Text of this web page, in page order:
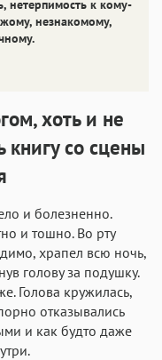
нетерпимость к кому-
незнакомому,
хоть и не
книгу со сцены
и болезненно.
и тошно. Во рту
храпел всю ночь,
голову за подушку.
Голова кружилась,
отказывались
и как будто даже